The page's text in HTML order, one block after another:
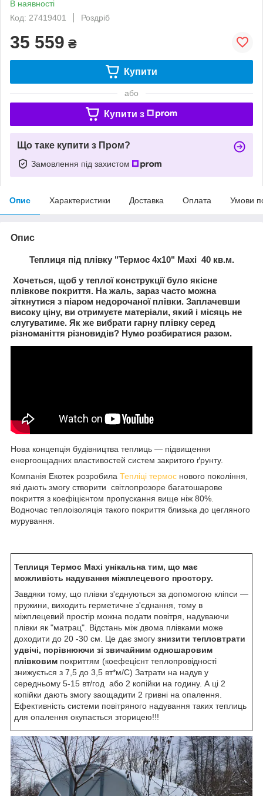
В наявності
Код: 27419401
Роздріб
35 559 ₴
Купити
або
Купити з
Що таке купити з Пром?
Замовлення під захистом
Опис Характеристики Доставка Оплата Умови
Опис
Теплиця під плівку "Термос 4х10" Maxi 40 кв.м.
Хочеться, щоб у теплої конструкції було якісне
плівкове покриття. На жаль, зараз часто можна
зіткнутися з піаром недорочаної плівки. Заплачевши
високу ціну, ви отримуєте матеріали, який і місяць не
слугуватиме. Як же вибрати гарну плівку серед
різноманіття різновидів? Нумо розбиратися разом.
Нова концепція будівництва теплиць — підвищення
енергоощадних властивостей систем закритого ґрунту.
Компанія Екотек розробила Тепліці термос нового покоління,
які дають змогу створити світлопрозоре багатошарове
покриття з коефіцієнтом пропускання вище ніж 80%.
Водночас теплоізоляція такого покриття близька до цегляного
мурування.
Теплиця Термос Мaxi унікальна тим, що має
можливість надування міжплецевого простору.
Завдяки тому, що плівки з'єднуються за допомогою кліпси —
пружини, виходить герметичне з'єднання, тому в
міжплецевий простір можна подати повітря, надуваючи
плівки як "матрац". Відстань між двома плівками може
доходити до 20 -30 см. Це дає змогу знизити тепловтрати
удвічі, порівнюючи зі звичайним одношаровим
плівковим покриттям (коефецієнт теплопровідності
знижується з 7,5 до 3,5 вт*м/С) Затрати на надув у
середньому 5-15 вт/год або 2 копійки на годину. А ці 2
копійки дають змогу заощадити 2 гривні на опалення.
Ефективність системи повітряного надування таких теплиць
для опалення окупається зторицею!!!